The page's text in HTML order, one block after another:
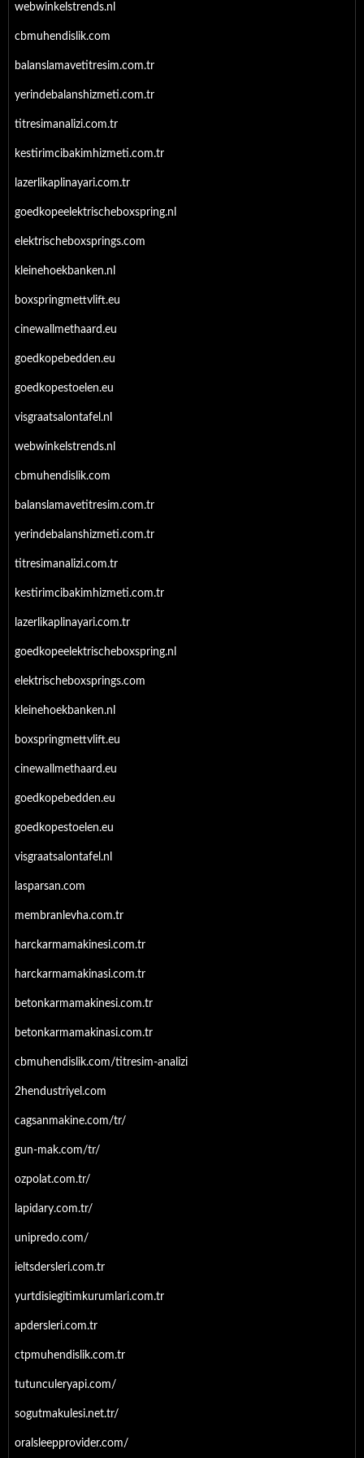
webwinkelstrends.nl
cbmuhendislik.com
balanslamavetitresim.com.tr
yerindebalanshizmeti.com.tr
titresimanalizi.com.tr
kestirimcibakimhizmeti.com.tr
lazerlikaplinayari.com.tr
goedkopeelektrischeboxspring.nl
elektrischeboxsprings.com
kleinehoekbanken.nl
boxspringmettvlift.eu
cinewallmethaard.eu
goedkopebedden.eu
goedkopestoelen.eu
visgraatsalontafel.nl
webwinkelstrends.nl
cbmuhendislik.com
balanslamavetitresim.com.tr
yerindebalanshizmeti.com.tr
titresimanalizi.com.tr
kestirimcibakimhizmeti.com.tr
lazerlikaplinayari.com.tr
goedkopeelektrischeboxspring.nl
elektrischeboxsprings.com
kleinehoekbanken.nl
boxspringmettvlift.eu
cinewallmethaard.eu
goedkopebedden.eu
goedkopestoelen.eu
visgraatsalontafel.nl
lasparsan.com
membranlevha.com.tr
harckarmamakinesi.com.tr
harckarmamakinasi.com.tr
betonkarmamakinesi.com.tr
betonkarmamakinasi.com.tr
cbmuhendislik.com/titresim-analizi
2hendustriyel.com
cagsanmakine.com/tr/
gun-mak.com/tr/
ozpolat.com.tr/
lapidary.com.tr/
unipredo.com/
ieltsdersleri.com.tr
yurtdisiegitimkurumlari.com.tr
apdersleri.com.tr
ctpmuhendislik.com.tr
tutunculeryapi.com/
sogutmakulesi.net.tr/
oralsleepprovider.com/